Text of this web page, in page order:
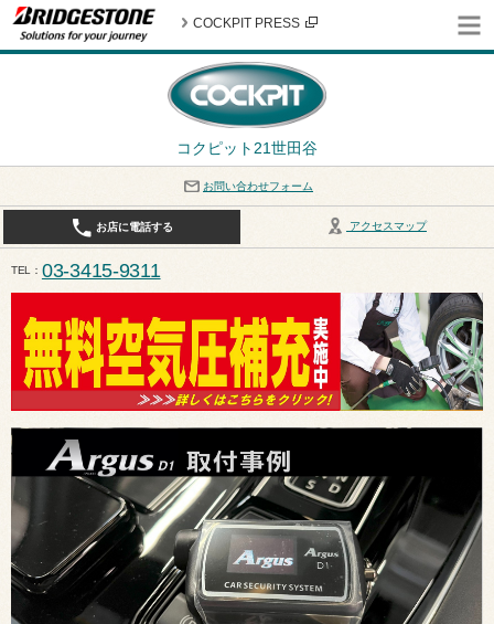
コクピット21世田谷
COCKPIT PRESS
お問い合わせフォーム
アクセスマップ
お店に電話する
TEL 03-3415-9311
平日10:30〜19:00 作業受付終了は17:30になります。 / 定休日：8月定休日は火曜日、水曜日とな
ます。ご注意ください。